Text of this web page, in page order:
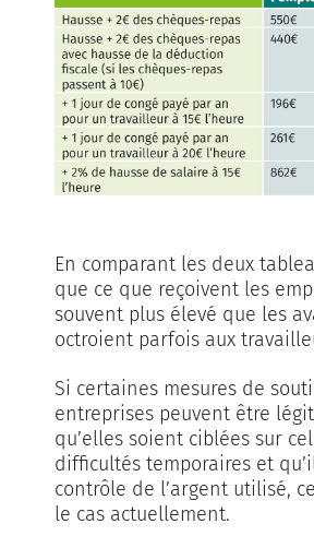
En comparant les deux
que ce que reçoivent les
souvent plus élevé que les
octroient parfois aux
Si certaines mesures de
entreprises peuvent être
qu’elles soient ciblées sur
difficultés temporaires et
contrôle de l’argent utilisé,
le cas actuellement.